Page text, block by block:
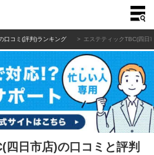
口コミ(評判)ランキング エステティックTBC(四日
四日市店)の口コミと評判